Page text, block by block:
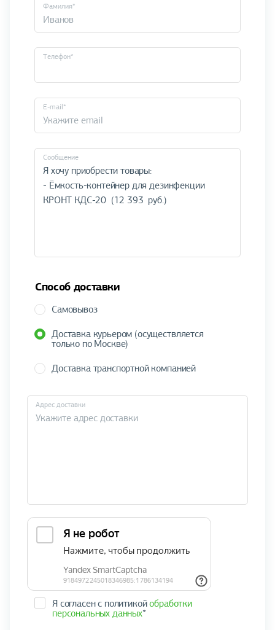
Фамилия*
Телефон*
E-mail*
Cообщение
Способ доставки
Самовывоз
Доставка курьером (осуществляется
только по Москве)
Доставка транспортной компанией
Адрес доставки
Я согласен с политикойобработки
персональных данных*